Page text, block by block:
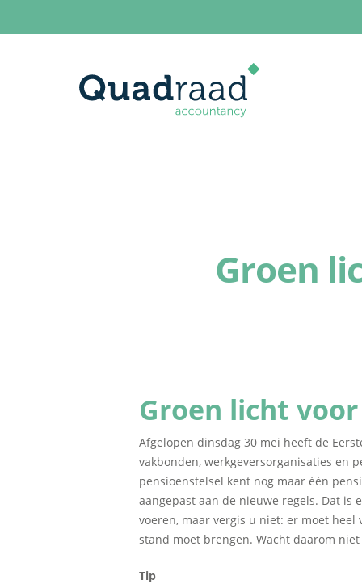
Groen
Groen licht
Afgelopen dinsdag 30 mei heeft de
vakbonden, werkgeversorganisaties en
pensioenstelsel kent nog maar één
aangepast aan de nieuwe regels. Dat
voeren, maar vergis u niet: er moet
stand moet brengen. Wacht daarom
Tip